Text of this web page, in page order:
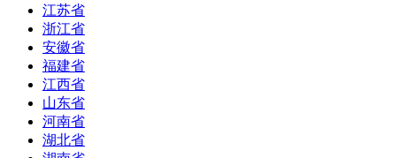
江苏省
浙江省
安徽省
福建省
江西省
山东省
河南省
湖北省